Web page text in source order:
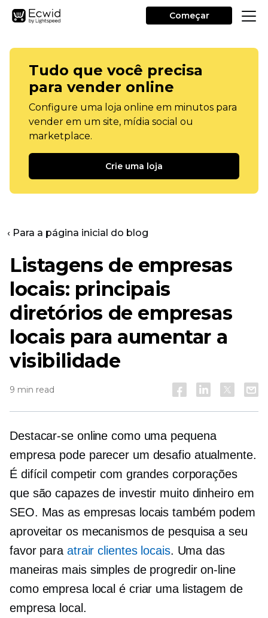
Começar
Tudo que você precisa
para vender online
Configure uma loja online em minutos para
vender em um site, mídia social ou
marketplace.
Crie uma loja
‹ Para a página inicial do blog
Listagens de empresas
locais: principais
diretórios de empresas
locais para aumentar a
visibilidade
9 min read
Destacar-se online como uma pequena
empresa pode parecer um desafio atualmente.
É difícil competir com grandes corporações
que são capazes de investir muito dinheiro em
SEO. Mas as empresas locais também podem
aproveitar os mecanismos de pesquisa a seu
favor para atrair clientes locais. Uma das
maneiras mais simples de progredir on-line
como empresa local é criar uma listagem de
empresa local.